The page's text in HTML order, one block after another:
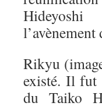
Rikyu
existé. Il fut
du Taiko